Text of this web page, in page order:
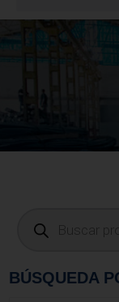
BÚSQUEDA